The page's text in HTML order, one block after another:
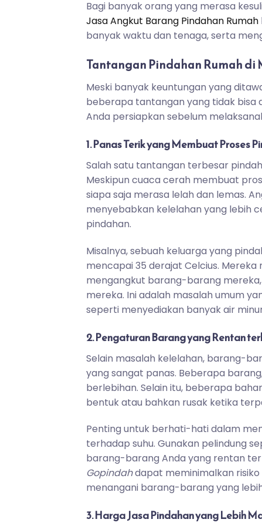
Bagi banyak orang yang merasa
Jasa Angkut Barang Pindahan Rumah
banyak waktu dan tenaga, serta
Tantangan Pindahan Rumah di
Meski banyak keuntungan yang
beberapa tantangan yang tidak bisa
Anda persiapkan sebelum
1. Panas Terik yang Membuat Proses
Salah satu tantangan terbesar
Meskipun cuaca cerah membuat
siapa saja merasa lelah dan lemas.
menyebabkan kelelahan yang lebih
pindahan.
Misalnya, sebuah keluarga yang
mencapai 35 derajat Celcius.
mengangkut barang-barang
mereka. Ini adalah masalah umum
seperti menyediakan banyak air
2. Pengaturan Barang yang Rentan
Selain masalah kelelahan, barang-
yang sangat panas. Beberapa
berlebihan. Selain itu, beberapa
bentuk atau bahkan rusak ketika
Penting untuk berhati-hati dalam
terhadap suhu. Gunakan pelindung
barang-barang Anda yang rentan
Gopindahdapat meminimalkan
menangani barang-barang yang
3. Harga Jasa Pindahan yang Lebih